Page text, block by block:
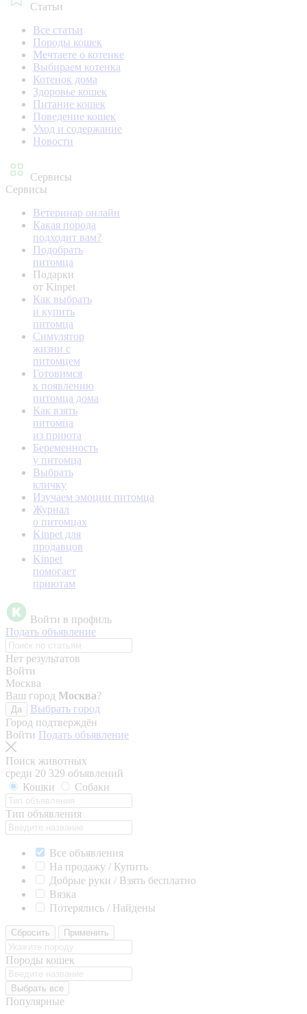
Статьи
Все статьи
Породы кошек
Мечтаете о котенке
Выбираем котенка
Котенок дома
Здоровье кошек
Питание кошек
Поведение кошек
Уход и содержание
Новости
Сервисы
Сервисы
Ветеринар онлайн
Какая порода
подходит вам?
Подобрать
питомца
Подарки
от Kinpet
Как выбрать
и купить
питомца
Симулятор
жизни с
питомцем
Готовимся
к появлению
питомца дома
Как взять
питомца
из приюта
Беременность
у питомца
Выбрать
кличку
Изучаем эмоции питомца
Журнал
о питомцах
Kinpet для
продавцов
Kinpet
помогает
приютам
Войти в профиль
Подать объявление
Нет результатов
Войти
Москва
Ваш город Москва?
Да
Выбрать город
Город подтверждён
Войти Подать объявление
Поиск животных
среди 20 329 объявлений
Кошки
Собаки
Тип объявления
Все объявления
На продажу / Купить
Добрые руки / Взять бесплатно
Вязка
Потерялись / Найдены
Сбросить Применить
Породы кошек
Выбрать все
Популярные